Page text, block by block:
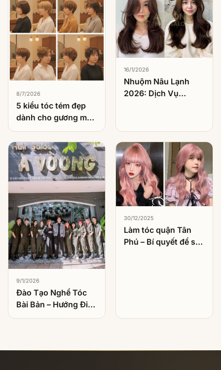
8/7/2026
5 kiểu tóc tém đẹp
dành cho gương mặt
tròn
16/1/2026
Nhuộm Nâu Lạnh
2026: Dịch Vụ
Nhất
9/1/2026
Đào Tạo Nghề Tóc
Bài Bản – Hướng Đi
Bền Vững Cho Người
30/12/2025
Làm tóc quận Tân
Phú – Bí quyết để sở